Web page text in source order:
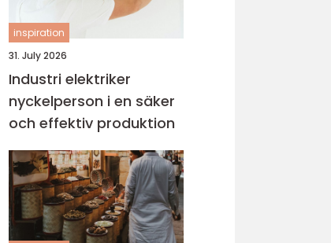
inspiration
31. July 2026
Industri elektriker
nyckelperson i en säker
och effektiv produktion